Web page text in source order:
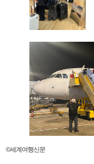
©세계여행신문